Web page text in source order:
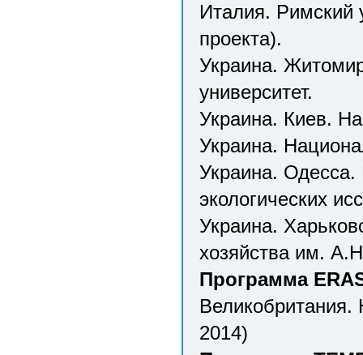
Италия. Римский
проекта).
Украина.
университет.
Украина. Киев.
Украина.
Украина. Одесса.
экологических
Украина.
хозяйства им.
Программа
2014)